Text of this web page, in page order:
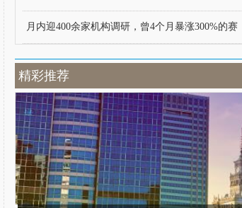
月内迎400余家机构调研，曾4个月暴涨300%的赛
精彩推荐